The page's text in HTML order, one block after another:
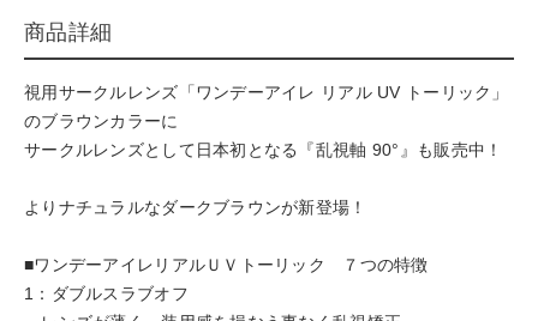
商品詳細
視用サークルレンズ「ワンデーアイレ リアル UV トーリック」
のブラウンカラーに
サークルレンズとして日本初となる『乱視軸 90°』も販売中！
よりナチュラルなダークブラウンが新登場！
■ワンデーアイレリアルＵＶトーリック ７つの特徴
1：ダブルスラブオフ